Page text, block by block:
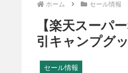
ホーム セール情報
【楽天スーパ
引キャンプグ
セール情報